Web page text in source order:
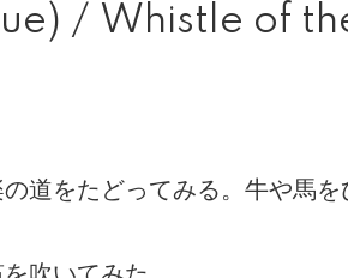
/ Whistle of
道をたどってみる。牛や馬